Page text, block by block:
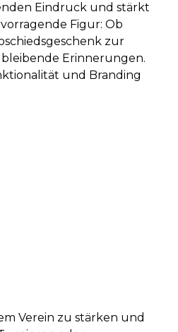
Eindruck und stärkt
Figur: Ob
zur
Erinnerungen.
und Branding
Verein zu stärken und